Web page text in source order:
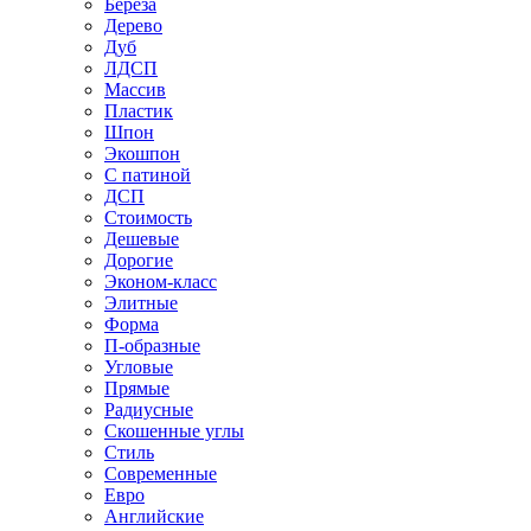
Береза
Дерево
Дуб
ЛДСП
Массив
Пластик
Шпон
Экошпон
С патиной
ДСП
Стоимость
Дешевые
Дорогие
Эконом-класс
Элитные
Форма
П-образные
Угловые
Прямые
Радиусные
Скошенные углы
Стиль
Современные
Евро
Английские